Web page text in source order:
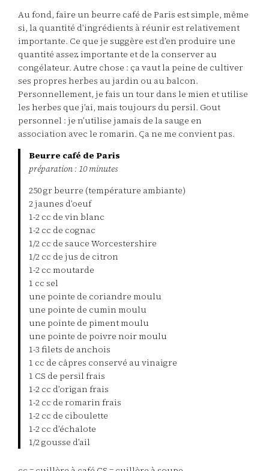
Au fond, faire un beurre café de Paris est simple, même
si, la quantité d’ingrédients à réunir est relativement
importante. Ce que je suggère est d’en produire une
quantité assez importante et de la conserver au
congélateur. Autre chose : ça vaut la peine de cultiver
ses propres herbes au jardin ou au balcon.
Personnellement, je fais un tour dans le mien et utilise
les herbes que j’ai, mais toujours du persil. Gout
personnel : je n’utilise jamais de la sauge en
association avec le romarin. Ça ne me convient pas.
Beurre café de Paris
préparation : 10 minutes
250 gr beurre (température ambiante)
2 jaunes d’oeuf
1-2 cc de vin blanc
1-2 cc de cognac
1/2 cc de sauce Worcestershire
1/2 cc de jus de citron
1-2 cc moutarde
1 cc sel
une pointe de coriandre moulu
une pointe de cumin moulu
une pointe de piment moulu
une pointe de poivre noir moulu
1-3 filets de anchois
1 cc de câpres conservé au vinaigre
1 CS de persil frais
1-2 cc d’origan frais
1-2 cc de romarin frais
1-2 cc de ciboulette
1-2 cc d’échalote
1/2 gousse d’ail